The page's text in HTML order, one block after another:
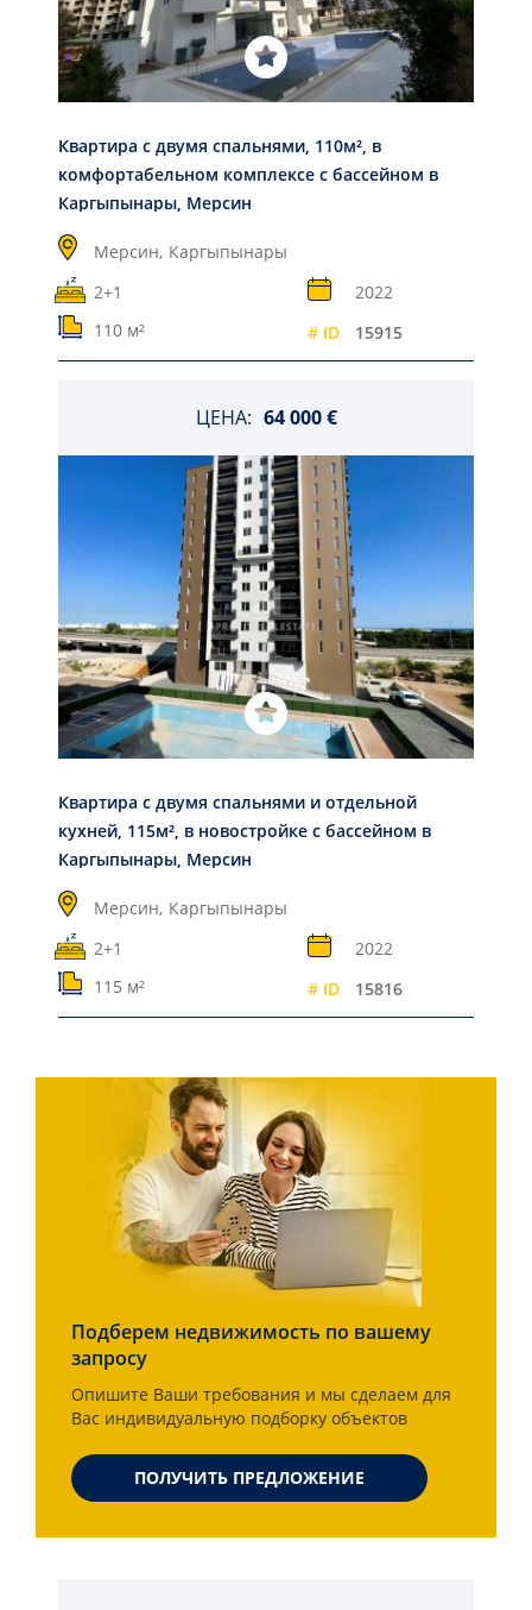
Квартира с двумя спальнями, 110м², в
комфортабельном комплексе с бассейном в
Каргыпынары, Мерсин
Мерсин, Каргыпынары
2+1
2022
110 м²
# ID 15915
ЦЕНА: 64 000 €
Квартира с двумя спальнями и отдельной
кухней, 115м², в новостройке с бассейном в
Каргыпынары, Мерсин
Мерсин, Каргыпынары
2+1
2022
115 м²
# ID 15816
Подберем недвижимость по вашему
запросу
Опишите Ваши требования и мы сделаем для
Вас индивидуальную подборку объектов
ПОЛУЧИТЬ ПРЕДЛОЖЕНИЕ